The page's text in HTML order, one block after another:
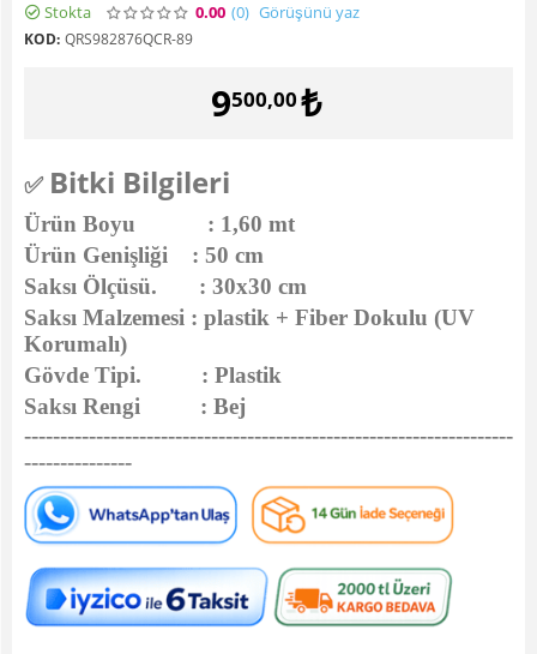
Stokta 0.00 (0) Görüşünü yaz
KOD: QRS982876QCR-89
9500,00₺
✅ Bitki Bilgileri
Ürün Boyu : 1,60 mt
Ürün Genişliği : 50 cm
Saksı Ölçüsü. : 30x30 cm
Saksı Malzemesi : plastik + Fiber Dokulu (UV
Korumalı)
Gövde Tipi. : Plastik
Saksı Rengi : Bej
--------------------------------------------------------------------
---------------